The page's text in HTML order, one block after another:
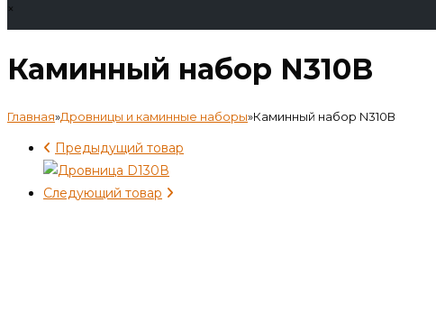
×
Каминный набор N310В
Главная»Дровницы и каминные наборы»Каминный набор N310В
Предыдущий товар
Следующий товар